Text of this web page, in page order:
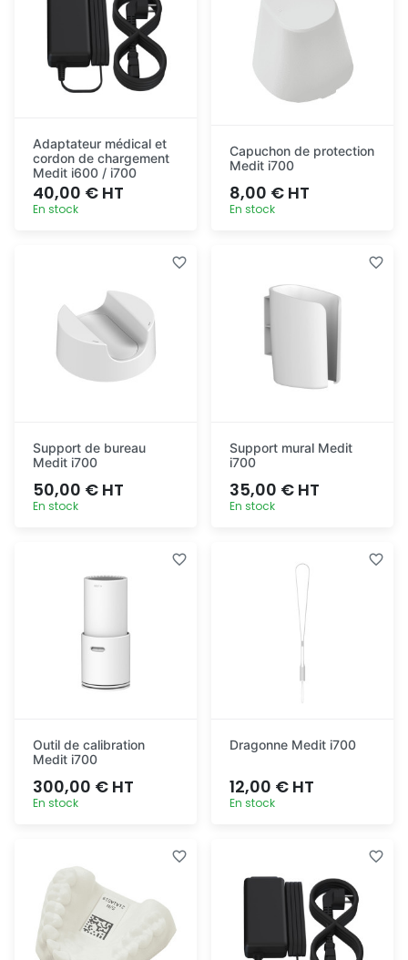
Adaptateur médical et
cordon de chargement
Medit i600 / i700
40,00 € HT
En stock
Capuchon de protection
Medit i700
8,00 € HT
En stock
Support de bureau
Medit i700
50,00 € HT
En stock
Support mural Medit
i700
35,00 € HT
En stock
rapide
Outil de calibration
Medit i700
300,00 € HT
En stock
Dragonne Medit i700
12,00 € HT
En stock